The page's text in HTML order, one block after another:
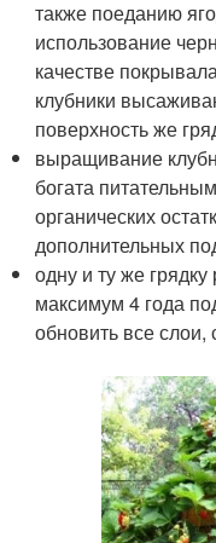
также поеданию
использование
качестве
клубники
поверхность же
выращивание
богата
органических
дополнительных
одну и ту же
максимум 4 года
обновить все